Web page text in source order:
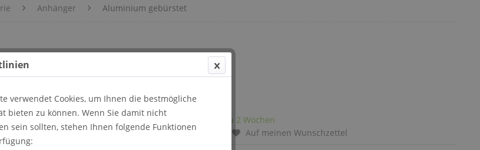
Anhänger Aluminium gebürstet
Lieferzeit: ca 2 Wochen
Vergleichen
Auf meinen Wunschzettel
verwendet Cookies, um Ihnen die bestmögliche
bieten zu können. Wenn Sie damit nicht
sein sollten, stehen Ihnen folgende Funktionen